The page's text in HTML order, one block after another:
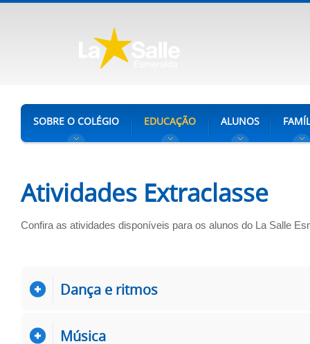
SOBRE O COLÉGIO EDUCAÇÃO ALUNOS
Atividades Extraclasse
Confira as atividades disponíveis para os alunos do La Salle
Dança e ritmos
Música